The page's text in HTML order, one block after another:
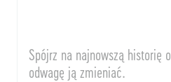
Spójrz na najnowszą historię
odwagę ją zmieniać.